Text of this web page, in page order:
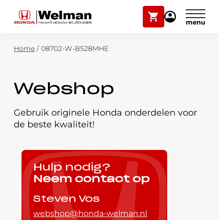
Winkelwagen
Mijn
Modellen
Over ons
Webshop
Contact
Zoekfunctie
Plan onderhoud
Mijn Honda Welman
Home / 08702-W-B528MHE
Webshop
Gebruik originele Honda onderdelen voor
de beste kwaliteit!
Hulp nodig?
Neem contact op
Steven Vos
webshop@honda-welman.nl